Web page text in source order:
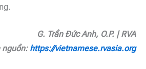
G. Trần Đức Anh, O.P. | RVA
nguồn: https://vietnamese.rvasia.org